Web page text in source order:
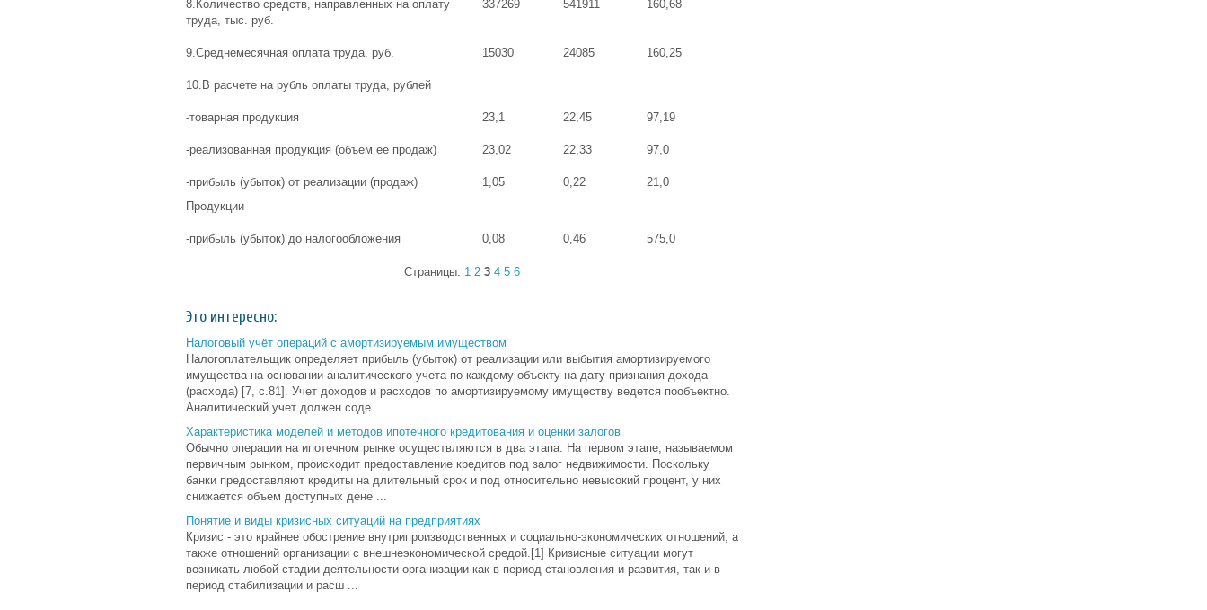
8.Количество средств, направленных на оплату
труда, тыс. руб.
337269 541911 160,68
9.Среднемесячная оплата труда, руб. 15030 24085 160,25
10.В расчете на рубль оплаты труда, рублей
-товарная продукция 23,1 22,45 97,19
-реализованная продукция (объем ее продаж) 23,02 22,33 97,0
-прибыль (убыток) от реализации (продаж)
Продукции
1,05 0,22 21,0
-прибыль (убыток) до налогообложения 0,08 0,46 575,0
Страницы: 1 2 3 4 5 6
Это интересно:
Налоговый учёт операций с амортизируемым имуществом
Налогоплательщик определяет прибыль (убыток) от реализации или выбытия амортизируемого
имущества на основании аналитического учета по каждому объекту на дату признания дохода
(расхода) [7, с.81]. Учет доходов и расходов по амортизируемому имуществу ведется пообъектно.
Аналитический учет должен соде ...
Характеристика моделей и методов ипотечного кредитования и оценки залогов
Обычно операции на ипотечном рынке осуществляются в два этапа. На первом этапе, называемом
первичным рынком, происходит предоставление кредитов под залог недвижимости. Поскольку
банки предоставляют кредиты на длительный срок и под относительно невысокий процент, у них
снижается объем доступных дене ...
Понятие и виды кризисных ситуаций на предприятиях
Кризис - это крайнее обострение внутрипроизводственных и социально-экономических отношений, а
также отношений организации с внешнеэкономической средой.[1] Кризисные ситуации могут
возникать любой стадии деятельности организации как в период становления и развития, так и в
период стабилизации и расш ...